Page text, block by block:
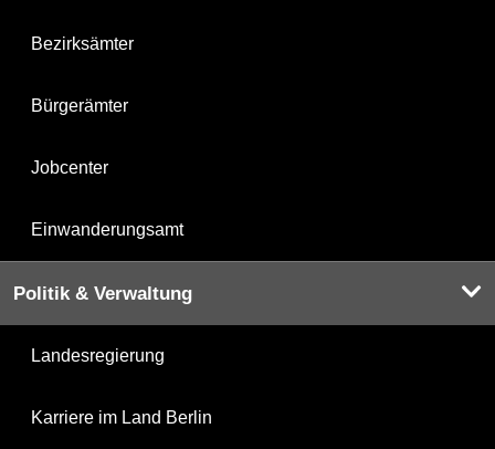
Bezirksämter
Bürgerämter
Jobcenter
Einwanderungsamt
Politik & Verwaltung
Landesregierung
Karriere im Land Berlin